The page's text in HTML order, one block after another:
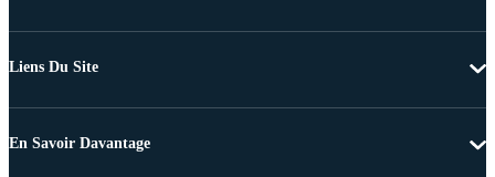
Liens Du Site
En Savoir Davantage